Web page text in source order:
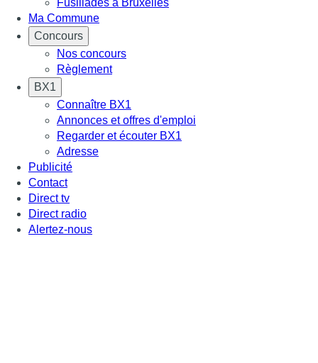
Ma Commune
Concours
Nos concours
Règlement
BX1
Connaître BX1
Annonces et offres d'emploi
Regarder et écouter BX1
Adresse
Publicité
Contact
Direct tv
Direct radio
Alertez-nous